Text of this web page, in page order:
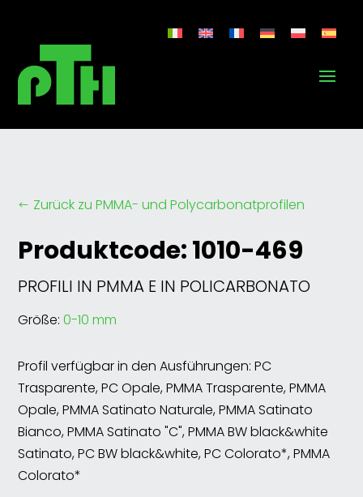
# Zurück zu PMMA- und Polycarbonatprofilen
Produktcode: 1010-469
PROFILI IN PMMA E IN POLICARBONATO
Größe:0-10 mm
Profil verfügbar in den Ausführungen: PC
Trasparente, PC Opale, PMMA Trasparente, PMMA
Opale, PMMA Satinato Naturale, PMMA Satinato
Bianco, PMMA Satinato "C", PMMA BW black&white
Satinato, PC BW black&white, PC Colorato*, PMMA
Colorato*